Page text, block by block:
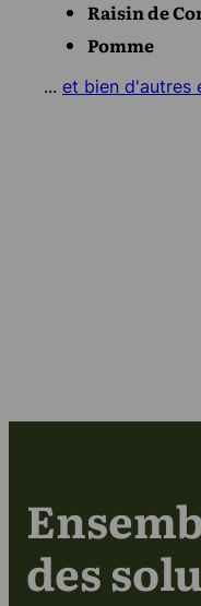
Raisin de
Pomme
... et bien d'autres
des